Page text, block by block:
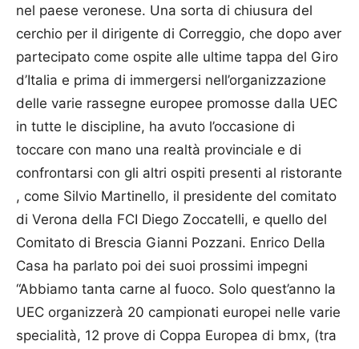
nel paese veronese. Una sorta di chiusura del
cerchio per il dirigente di Correggio, che dopo aver
partecipato come ospite alle ultime tappa del Giro
d’Italia e prima di immergersi nell’organizzazione
delle varie rassegne europee promosse dalla UEC
in tutte le discipline, ha avuto l’occasione di
toccare con mano una realtà provinciale e di
confrontarsi con gli altri ospiti presenti al ristorante
, come Silvio Martinello, il presidente del comitato
di Verona della FCI Diego Zoccatelli, e quello del
Comitato di Brescia Gianni Pozzani. Enrico Della
Casa ha parlato poi dei suoi prossimi impegni
“Abbiamo tanta carne al fuoco. Solo quest’anno la
UEC organizzerà 20 campionati europei nelle varie
specialità, 12 prove di Coppa Europea di bmx, (tra